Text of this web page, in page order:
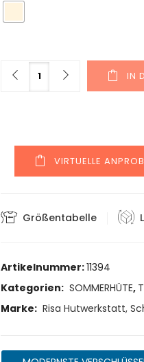
Menge
IN
VIRTUELLE
Größentabelle
Artikelnummer:11394
Kategorien: SOMMERHÜTE,
Marke: Risa Hutwerkstatt,